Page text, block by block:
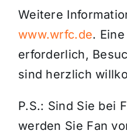
Weitere
www.wrfc.de.
erforderlich,
sind herzlich
P.S.: Sind Sie bei
werden Sie Fan